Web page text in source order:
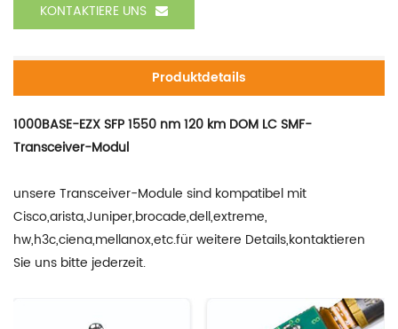
KONTAKTIERE UNS
Produktdetails
1000BASE-EZX SFP 1550 nm 120 km DOM LC SMF-
Transceiver-Modul
unsere Transceiver-Module sind kompatibel mit
Cisco,arista,Juniper,brocade,dell,extreme,
hw,h3c,ciena,mellanox,etc.für weitere Details,kontaktieren
Sie uns bitte jederzeit.